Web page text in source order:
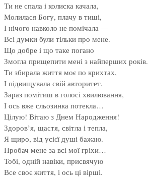
Ти не спала і колиска качала,
Молилася Богу, плачу в тиші,
І нічого навколо не помічала —
Всі думки були тільки про мене.
Що добре і що таке погано
Змогла прищепити мені з найперших років.
Ти збирала життя моє по крихтах,
І підвищувала свій авторитет.
Зараз помітиш в голосі хвилювання,
І ось вже сльозинка потекла…
Цілую! Вітаю з Днем Народження!
Здоров’я, щастя, світла і тепла,
Я щиро, від усієї душі бажаю.
Пробач мене за всі мої гріхи…
Тобі, одній навіки, присвячую
Все своє життя, і ось ці вірші.